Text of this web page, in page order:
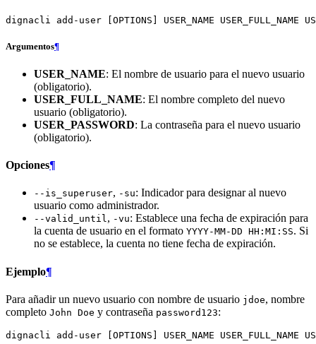
dignacli add-user [OPTIONS ] USER_NAME USER_FULL_NAME
Argumentos¶
USER_NAME: El nombre de usuario para el nuevo usuario
(obligatorio).
USER_FULL_NAME: El nombre completo del nuevo
usuario (obligatorio).
USER_PASSWORD: La contraseña para el nuevo usuario
(obligatorio).
Opciones¶
--is_superuser, -su: Indicador para designar al nuevo
usuario como administrador.
--valid_until, -vu: Establece una fecha de expiración para
la cuenta de usuario en el formato YYYY-MM-DD HH:MI:SS. Si
no se establece, la cuenta no tiene fecha de expiración.
Ejemplo¶
Para añadir un nuevo usuario con nombre de usuario jdoe, nombre
completo John Doe y contraseña password123:
dignacli add-user OPTIONS USER_NAME USER_FULL_NAME